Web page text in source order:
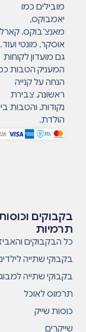
מובילים כמו
יאמבוקס,
מאנצ’בוקס, קארל
אוסקר, מונטי
גם מועדון לקוחות
המעניק הטבות
הנחה על קנייה
ראשונה, צבירת
נקודות, והטבות
הולדת.
בקבוקים
תרמיות
כל הבקבוקים
בקבוקי שתייה
בקבוקי שתייה
תרמוס לאוכל
כוסות שייק
שייקרים